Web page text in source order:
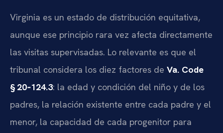
Virginia es un estado de distribución equitativa,
aunque ese principio rara vez afecta directamente
las visitas supervisadas. Lo relevante es que el
tribunal considera los diez factores de Va. Code
§ 20‑124.3: la edad y condición del niño y de los
padres, la relación existente entre cada padre y el
menor, la capacidad de cada progenitor para